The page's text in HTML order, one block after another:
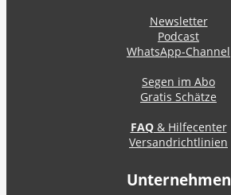
Newsletter
Podcast
WhatsApp-Channel
Segen im Abo
Gratis Schätze
FAQ& Hilfecenter
Versandrichtlinien
Unternehmen